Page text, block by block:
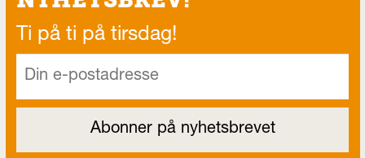
Ti på ti på tirsdag!